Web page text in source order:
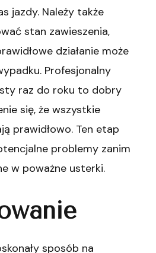
jazdy. Należy także
stan zawieszenia,
działanie może
Profesjonalny
raz do roku to dobry
się, że wszystkie
prawidłowo. Ten etap
problemy zanim
w poważne usterki.
sposób na